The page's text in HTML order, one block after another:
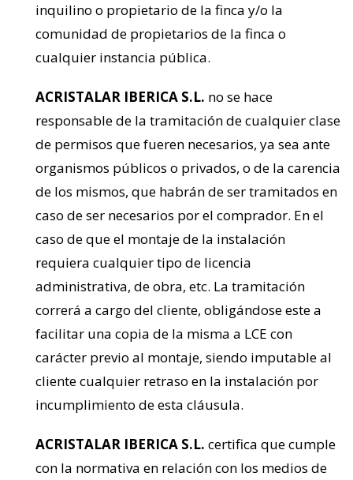
inquilino o propietario de la finca y/o la
comunidad de propietarios de la finca o
cualquier instancia pública.
ACRISTALAR IBERICA S.L. no se hace
responsable de la tramitación de cualquier clase
de permisos que fueren necesarios, ya sea ante
organismos públicos o privados, o de la carencia
de los mismos, que habrán de ser tramitados en
caso de ser necesarios por el comprador. En el
caso de que el montaje de la instalación
requiera cualquier tipo de licencia
administrativa, de obra, etc. La tramitación
correrá a cargo del cliente, obligándose este a
facilitar una copia de la misma a LCE con
carácter previo al montaje, siendo imputable al
cliente cualquier retraso en la instalación por
incumplimiento de esta cláusula.
ACRISTALAR IBERICA S.L. certifica que cumple
con la normativa en relación con los medios de